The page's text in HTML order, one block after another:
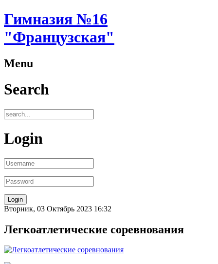
Гимназия №16
"Французская"
Menu
Search
Login
Вторник, 03 Октябрь 2023 16:32
Легкоатлетические соревнования